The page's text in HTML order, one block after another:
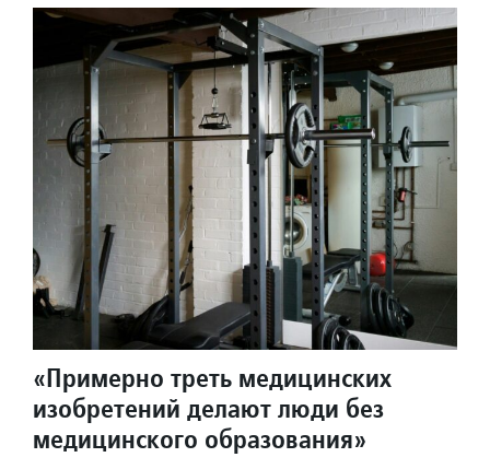
«Примерно треть медицинских
изобретений делают люди без
медицинского образования»